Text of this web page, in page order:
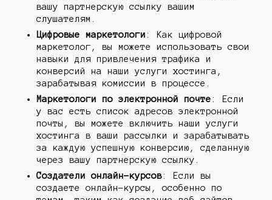
вашу партнерскую ссылку вашим
слушателям.
Цифровые маркетологи: Как цифровой
маркетолог, вы можете использовать свои
навыки для привлечения трафика и
конверсий на наши услуги хостинга,
зарабатывая комиссии в процессе.
Маркетологи по электронной почте: Если
у вас есть список адресов электронной
почты, вы можете включить наши услуги
хостинга в ваши рассылки и зарабатывать
за каждую успешную конверсию, сделанную
через вашу партнерскую ссылку.
Создатели онлайн-курсов: Если вы
создаете онлайн-курсы, особенно по